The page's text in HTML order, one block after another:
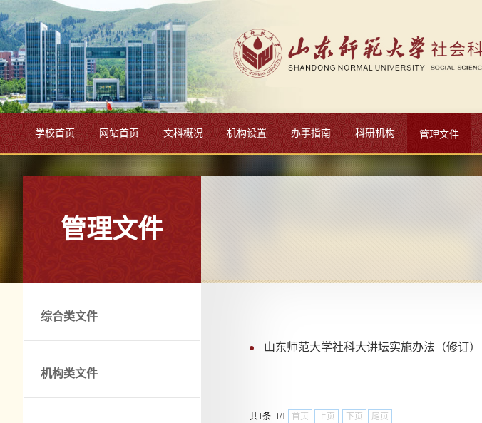
学校首页 网站首页 文科概况 机构设置 办事指南 科研机构 管理文件
管理文件
综合类文件
机构类文件
山东师范大学社科大讲坛实施办法（修订）
共1条 1/1 首页 上页 下页 尾页